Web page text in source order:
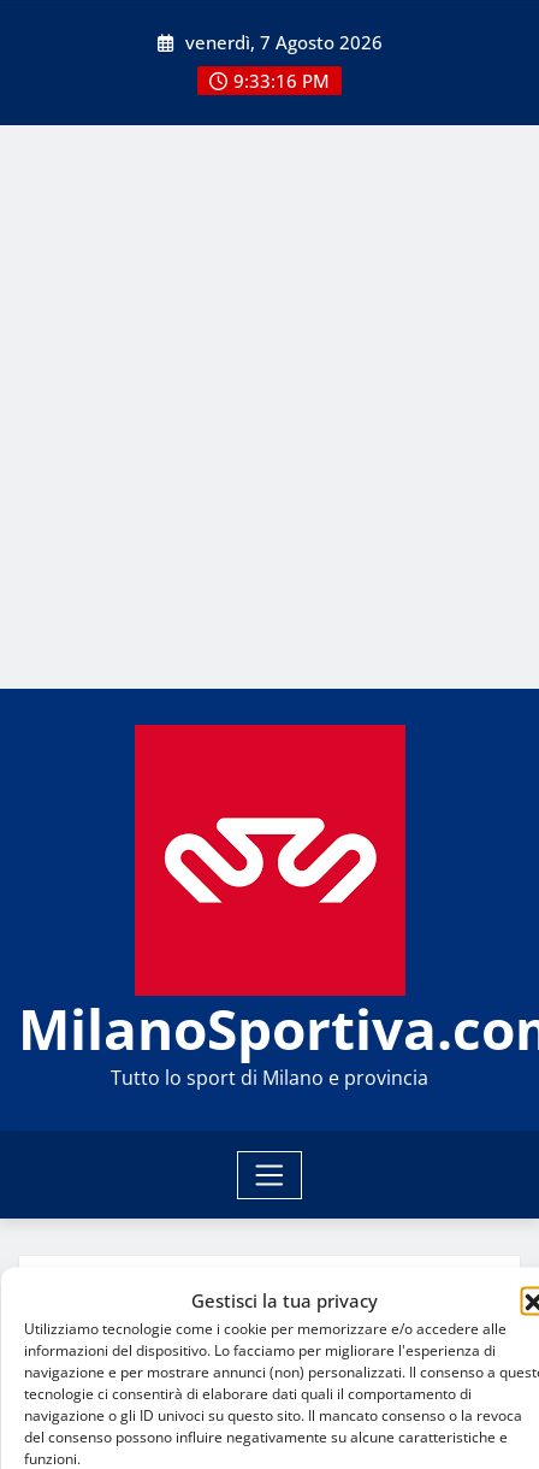
Gestisci la tua privacy
Utilizziamo tecnologie come i cookie per memorizzare e/o accedere alle
informazioni del dispositivo. Lo facciamo per migliorare l'esperienza di
navigazione e per mostrare annunci (non) personalizzati. Il consenso a
tecnologie ci consentirà di elaborare dati quali il comportamento di
navigazione o gli ID univoci su questo sito. Il mancato consenso o la revoca
del consenso possono influire negativamente su alcune caratteristiche e
funzioni.
venerdì, 7 Agosto 2026
9:33:16 PM
Tutto lo sport di Milano e provincia
LBA, approvato l’invito ad offrire per i diritti
audiovisivi e confermato il formato del campionato